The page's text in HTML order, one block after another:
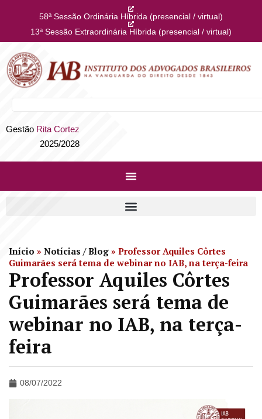
58ª Sessão Ordinária Híbrida (presencial / virtual)
13ª Sessão Extraordinária Híbrida (presencial / virtual)
Gestão Rita Cortez
2025/2028
Início » Notícias / Blog » Professor Aquiles Côrtes
Guimarães será tema de webinar no IAB, na terça-feira
Professor Aquiles Côrtes
Guimarães será tema de
webinar no IAB, na terça-
feira
08/07/2022